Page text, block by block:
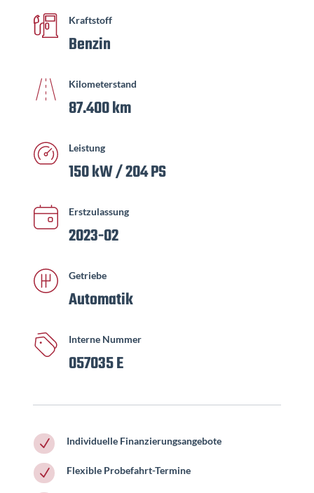
Kraftstoff
Benzin
Kilometerstand
87.400 km
Leistung
150 kW / 204 PS
Erstzulassung
2023-02
Getriebe
Automatik
Interne Nummer
057035 E
N Individuelle Finanzierungsangebote
N Flexible Probefahrt-Termine